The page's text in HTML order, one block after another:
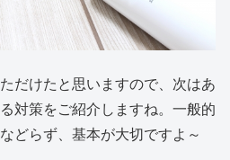
だけたと思いますので、次はあ
対策をご紹介しますね。一般的
どらず、基本が大切ですよ～